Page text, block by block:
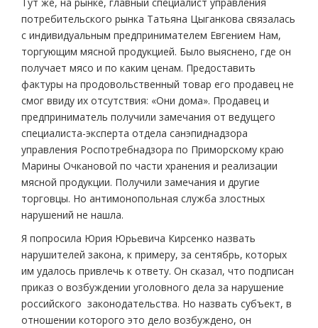
потребительского рынка Татьяна Цыганкова связалась
с индивидуальным предпринимателем Евгением Нам,
торгующим мясной продукцией. Было выяснено, где он
получает мясо и по каким ценам. Предоставить
фактуры на продовольственный товар его продавец не
смог ввиду их отсутствия: «Они дома». Продавец и
предприниматель получили замечания от ведущего
специалиста-эксперта отдела санэпиднадзора
управления Роспотребнадзора по Приморскому краю
Марины Очкановой по части хранения и реализации
мясной продукции. Получили замечания и другие
торговцы. Но антимонопольная служба злостных
нарушений не нашла.
Я попросила Юрия Юрьевича Кирсенко назвать
нарушителей закона, к примеру, за сентябрь, которых
им удалось привлечь к ответу. Он сказал, что подписан
приказ о возбуждении уголовного дела за нарушение
российского законодательства. Но назвать субъект, в
отношении которого это дело возбуждено, он